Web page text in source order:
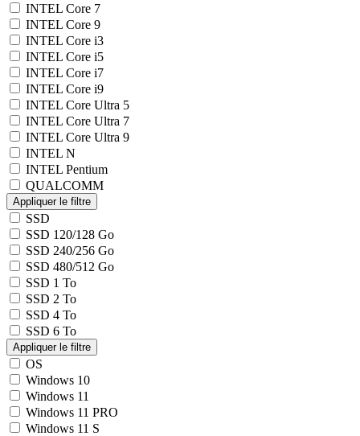
INTEL Core 7
INTEL Core 9
INTEL Core i3
INTEL Core i5
INTEL Core i7
INTEL Core i9
INTEL Core Ultra 5
INTEL Core Ultra 7
INTEL Core Ultra 9
INTEL N
INTEL Pentium
QUALCOMM
SSD
SSD 120/128 Go
SSD 240/256 Go
SSD 480/512 Go
SSD 1 To
SSD 2 To
SSD 4 To
SSD 6 To
OS
Windows 10
Windows 11
Windows 11 PRO
Windows 11 S